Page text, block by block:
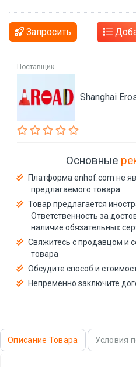
Запросить
Поставщик
Shanghai
Основные
Платформа enhof.com не
предлагаемого товара
Товар предлагается
Ответственность за
наличие обязательных
Свяжитесь с продавцом и
товара
Обсудите способ и
Непременно заключите
Описание Товара Условия